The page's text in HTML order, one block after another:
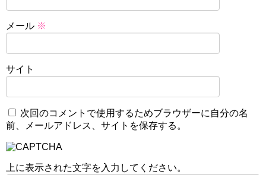
メール ※
サイト
次回のコメントで使用するためブラウザーに自分の名
前、メールアドレス、サイトを保存する。
上に表示された文字を入力してください。